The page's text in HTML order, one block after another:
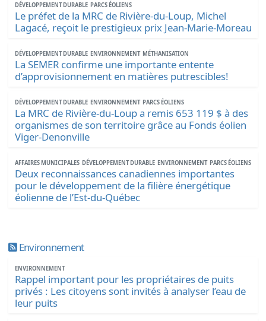
DÉVELOPPEMENT DURABLE PARCS ÉOLIENS
Le préfet de la MRC de Rivière-du-Loup, Michel
Lagacé, reçoit le prestigieux prix Jean-Marie-Moreau
DÉVELOPPEMENT DURABLE ENVIRONNEMENT MÉTHANISATION
La SEMER confirme une importante entente
d’approvisionnement en matières putrescibles!
DÉVELOPPEMENT DURABLE ENVIRONNEMENT PARCS ÉOLIENS
La MRC de Rivière-du-Loup a remis 653 119 $ à des
organismes de son territoire grâce au Fonds éolien
Viger-Denonville
AFFAIRES MUNICIPALES DÉVELOPPEMENT DURABLE ENVIRONNEMENT PARCS ÉOLIENS
Deux reconnaissances canadiennes importantes
pour le développement de la filière énergétique
éolienne de l’Est-du-Québec
Environnement
ENVIRONNEMENT
Rappel important pour les propriétaires de puits
privés : Les citoyens sont invités à analyser l’eau de
leur puits